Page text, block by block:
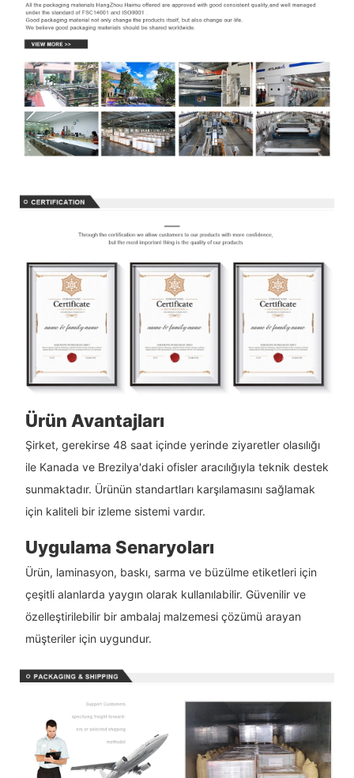
Ürün Avantajları
Şirket, gerekirse 48 saat içinde yerinde ziyaretler olasılığı
ile Kanada ve Brezilya'daki ofisler aracılığıyla teknik destek
sunmaktadır. Ürünün standartları karşılamasını sağlamak
için kaliteli bir izleme sistemi vardır.
Uygulama Senaryoları
Ürün, laminasyon, baskı, sarma ve büzülme etiketleri için
çeşitli alanlarda yaygın olarak kullanılabilir. Güvenilir ve
özelleştirilebilir bir ambalaj malzemesi çözümü arayan
müşteriler için uygundur.